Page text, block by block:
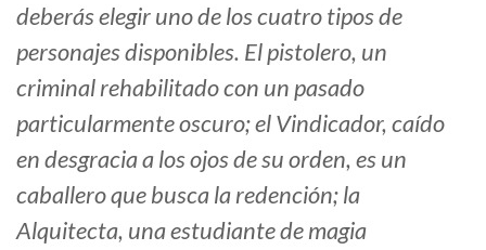
deberás elegir uno de los cuatro tipos de
personajes disponibles. El pistolero, un
criminal rehabilitado con un pasado
particularmente oscuro; el Vindicador, caído
en desgracia a los ojos de su orden, es un
caballero que busca la redención; la
Alquitecta, una estudiante de magia